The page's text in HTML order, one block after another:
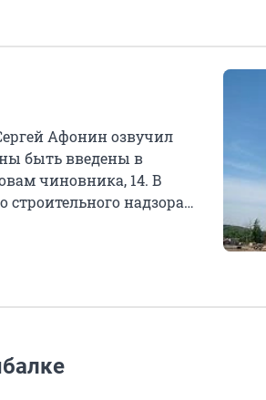
Афонин озвучил
быть введены в
чиновника, 14. В
надзора